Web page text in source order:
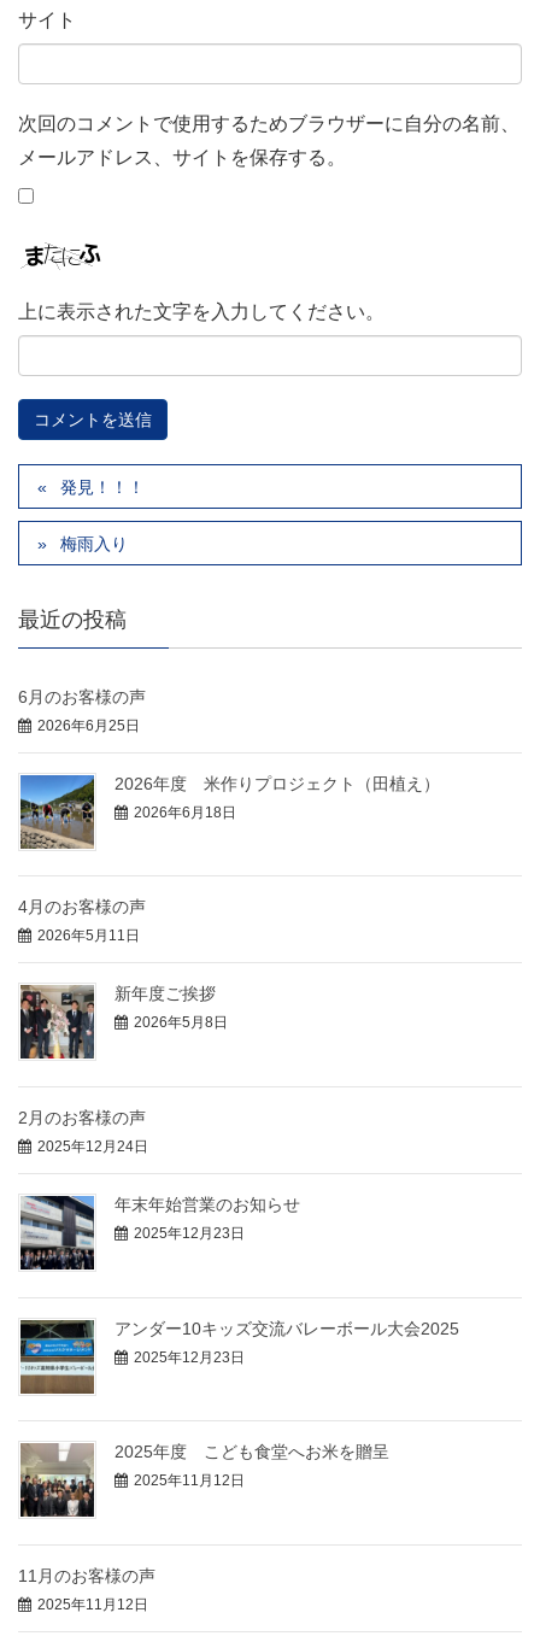
サイト
次回のコメントで使用するためブラウザーに自分の名前、
メールアドレス、サイトを保存する。
上に表示された文字を入力してください。
発見！！！
梅雨入り
最近の投稿
6月のお客様の声
2026年6月25日
2026年度 米作りプロジェクト（田植え）
2026年6月18日
4月のお客様の声
2026年5月11日
新年度ご挨拶
2026年5月8日
2月のお客様の声
2025年12月24日
年末年始営業のお知らせ
2025年12月23日
アンダー10キッズ交流バレーボール大会2025
2025年12月23日
2025年度 こども食堂へお米を贈呈
2025年11月12日
11月のお客様の声
2025年11月12日